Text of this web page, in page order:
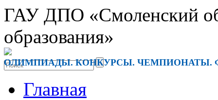
ГАУ ДПО «Смоленский
образования»
ОЛИМПИАДЫ. КОНКУРСЫ. ЧЕМПИОНАТЫ.
Главная